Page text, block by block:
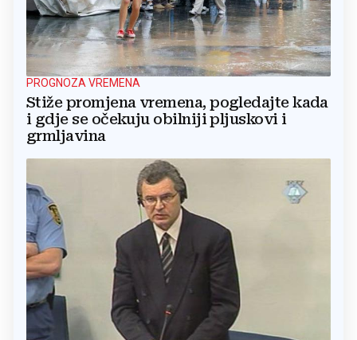
PROGNOZA VREMENA
Stiže promjena vremena, pogledajte kada
i gdje se očekuju obilniji pljuskovi i
grmljavina